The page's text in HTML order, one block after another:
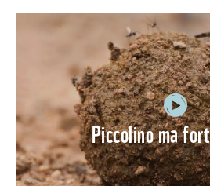
Piccolino ma